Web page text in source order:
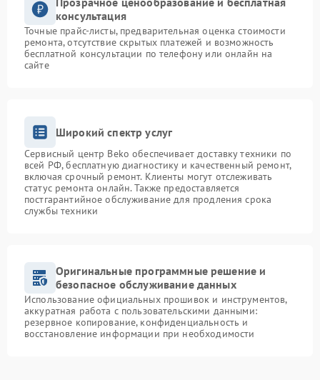
консультация
Точные прайс-листы, предварительная оценка стоимости
ремонта, отсутствие скрытых платежей и возможность
бесплатной консультации по телефону или онлайн на
сайте
Широкий спектр услуг
Сервисный центр Beko обеспечивает доставку техники по
всей РФ, бесплатную диагностику и качественный ремонт,
включая срочный ремонт. Клиенты могут отслеживать
статус ремонта онлайн. Также предоставляется
постгарантийное обслуживание для продления срока
службы техники
Оригинальные программные решение и
безопасное обслуживание данных
Использование официальных прошивок и инструментов,
аккуратная работа с пользовательскими данными:
резервное копирование, конфиденциальность и
восстановление информации при необходимости